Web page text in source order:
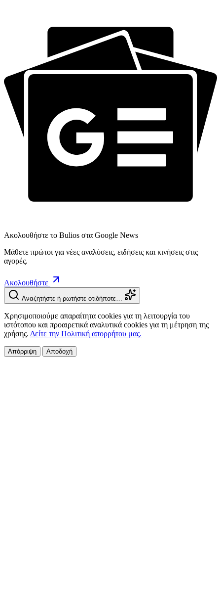
Ακολουθήστε το Bulios στα Google News
Μάθετε πρώτοι για νέες αναλύσεις, ειδήσεις και κινήσεις στις
αγορές.
Ακολουθήστε
Αναζητήστε ή ρωτήστε οτιδήποτε…
Χρησιμοποιούμε απαραίτητα cookies για τη λειτουργία του
ιστότοπου και προαιρετικά αναλυτικά cookies για τη μέτρηση της
χρήσης. Δείτε την Πολιτική απορρήτου μας.
Απόρριψη Αποδοχή